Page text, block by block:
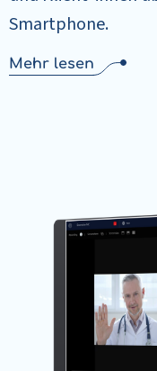
Smartphone.
Mehr lesen